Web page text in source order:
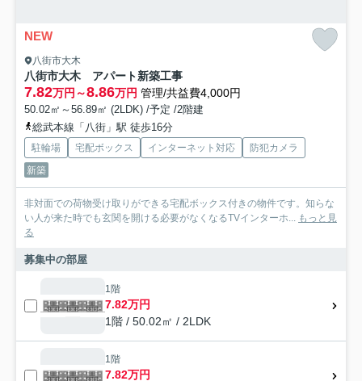
NEW
八街市大木
八街市大木 アパート新築工事
7.82万円～8.86万円 管理/共益費4,000円
50.02㎡～56.89㎡ (2LDK) /予定 /2階建
総武本線「八街」駅 徒歩16分
駐輪場 宅配ボックス インターネット対応
防犯カメラ
新築
非対面での荷物受け取りができる宅配ボックス付きの物件です。知らな
い人が来た時でも玄関を開ける必要がなくなるTVインターホ... もっと見
る
募集中の部屋
1階
7.82万円
1階 / 50.02㎡ / 2LDK
1階
7.82万円